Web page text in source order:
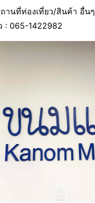
านที่ท่องเที่ยว/สินค้า อื่นๆ
: 065-1422982